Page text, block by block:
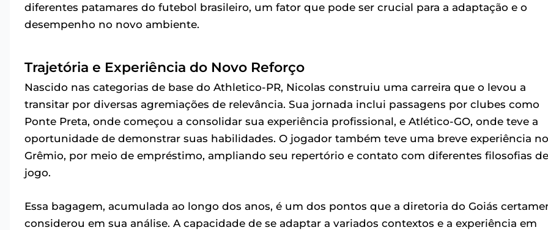
diferentes patamares do futebol brasileiro, um fator que pode ser crucial para a adaptação e o
desempenho no novo ambiente.
Trajetória e Experiência do Novo Reforço
Nascido nas categorias de base do Athletico-PR, Nicolas construiu uma carreira que o levou a
transitar por diversas agremiações de relevância. Sua jornada inclui passagens por clubes como
Ponte Preta, onde começou a consolidar sua experiência profissional, e Atlético-GO, onde teve a
oportunidade de demonstrar suas habilidades. O jogador também teve uma breve experiência no
Grêmio, por meio de empréstimo, ampliando seu repertório e contato com diferentes filosofias de
jogo.
Essa bagagem, acumulada ao longo dos anos, é um dos pontos que a diretoria do Goiás
considerou em sua análise. A capacidade de se adaptar a variados contextos e a experiência em